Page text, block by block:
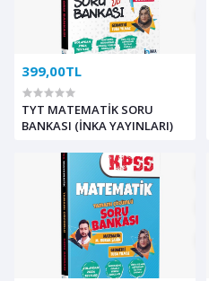
399,00TL
TYT MATEMATİK SORU
BANKASI (İNKA YAYINLARI)